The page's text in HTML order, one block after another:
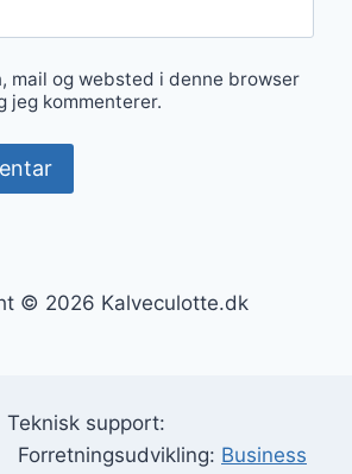
mail og websted i denne browser
jeg kommenterer.
© 2026 Kalveculotte.dk
Teknisk support:
Business